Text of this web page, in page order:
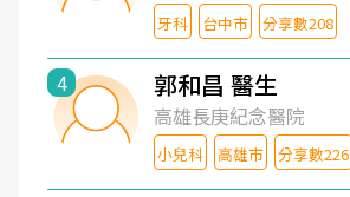
牙科 台中市 分享數208
4 郭和昌 醫生
高雄長庚紀念醫院
小兒科 高雄市 分享數226